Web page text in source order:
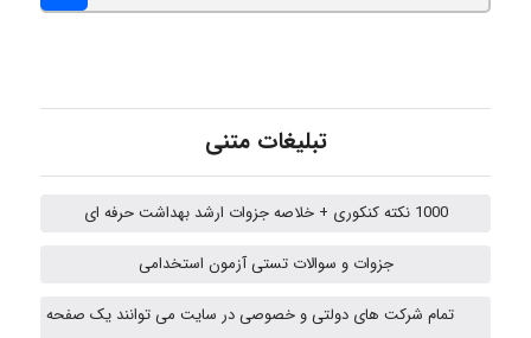
تبلیغات متنی
1000 نکته کنکوری + خلاصه جزوات ارشد بهداشت حرفه ای
جزوات و سوالات تستی آزمون استخدامی
تمام شرکت های دولتی و خصوصی در سایت می توانند یک صفحه